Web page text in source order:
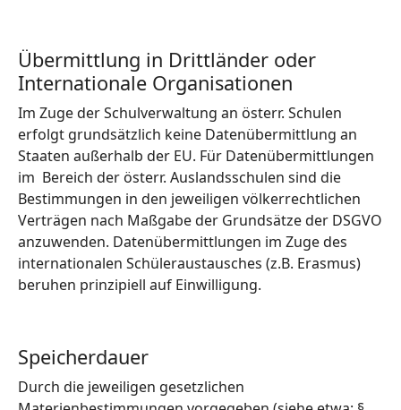
Übermittlung in Drittländer oder
Internationale Organisationen
Im Zuge der Schulverwaltung an österr. Schulen
erfolgt grundsätzlich keine Datenübermittlung an
Staaten außerhalb der EU. Für Datenübermittlungen
im Bereich der österr. Auslandsschulen sind die
Bestimmungen in den jeweiligen völkerrechtlichen
Verträgen nach Maßgabe der Grundsätze der DSGVO
anzuwenden. Datenübermittlungen im Zuge des
internationalen Schüleraustausches (z.B. Erasmus)
beruhen prinzipiell auf Einwilligung.
Speicherdauer
Durch die jeweiligen gesetzlichen